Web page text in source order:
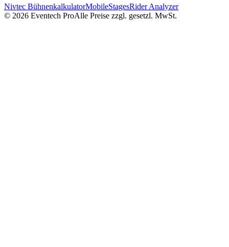
Nivtec BühnenkalkulatorMobileStagesRider Analyzer
© 2026 Eventech ProAlle Preise zzgl. gesetzl. MwSt.